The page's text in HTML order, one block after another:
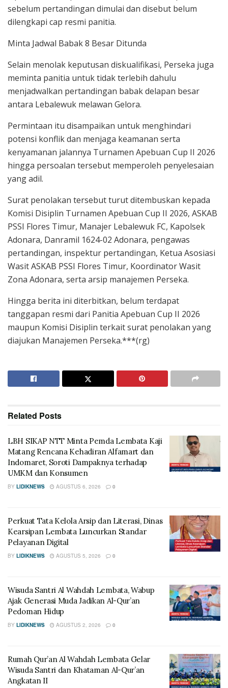
sebelum pertandingan dimulai dan disebut belum
dilengkapi cap resmi panitia.
Minta Jadwal Babak 8 Besar Ditunda
Selain menolak keputusan diskualifikasi, Perseka juga
meminta panitia untuk tidak terlebih dahulu
menjadwalkan pertandingan babak delapan besar
antara Lebalewuk melawan Gelora.
Permintaan itu disampaikan untuk menghindari
potensi konflik dan menjaga keamanan serta
kenyamanan jalannya Turnamen Apebuan Cup II 2026
hingga persoalan tersebut memperoleh penyelesaian
yang adil.
Surat penolakan tersebut turut ditembuskan kepada
Komisi Disiplin Turnamen Apebuan Cup II 2026, ASKAB
PSSI Flores Timur, Manajer Lebalewuk FC, Kapolsek
Adonara, Danramil 1624-02 Adonara, pengawas
pertandingan, inspektur pertandingan, Ketua Asosiasi
Wasit ASKAB PSSI Flores Timur, Koordinator Wasit
Zona Adonara, serta arsip manajemen Perseka.
Hingga berita ini diterbitkan, belum terdapat
tanggapan resmi dari Panitia Apebuan Cup II 2026
maupun Komisi Disiplin terkait surat penolakan yang
diajukan Manajemen Perseka.***(rg)
Related Posts
LBH SIKAP NTT Minta Pemda Lembata Kaji
Matang Rencana Kehadiran Alfamart dan
Indomaret, Soroti Dampaknya terhadap
UMKM dan Konsumen
BY LIDIKNEWS AGUSTUS 6, 2026 0
Perkuat Tata Kelola Arsip dan Literasi, Dinas
Kearsipan Lembata Luncurkan Standar
Pelayanan Digital
BY LIDIKNEWS AGUSTUS 5, 2026 0
Wisuda Santri Al Wahdah Lembata, Wabup
Ajak Generasi Muda Jadikan Al-Qur’an
Pedoman Hidup
BY LIDIKNEWS AGUSTUS 2, 2026 0
Rumah Qur’an Al Wahdah Lembata Gelar
Wisuda Santri dan Khataman Al-Qur’an
Angkatan II